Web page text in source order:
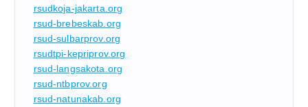
rsudkoja-jakarta.org
rsud-brebeskab.org
rsud-sulbarprov.org
rsudtpi-kepriprov.org
rsud-langsakota.org
rsud-ntbprov.org
rsud-natunakab.org